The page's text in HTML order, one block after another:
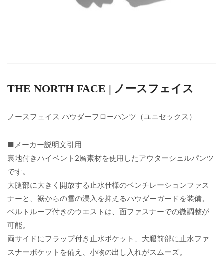
THE NORTH FACE | ノースフェイス
ノースフェイス パウダーフローパンツ（ユニセックス）
■メーカー説明文引用
裏地付きハイベント2層素材を使用したアウターシェルパンツ
です。
大腿部に大きく開放する止水仕様のベンチレーションファス
ナーと、裾からの雪の浸入を抑えるパウダーガードを装備。
ベルトループ付きのウエストは、面ファスナーでの微調整が
可能。
両サイドにフラップ付き止水ポケット、大腿前部に止水ファ
スナーポケットを備え、小物の出し入れがスムーズ。